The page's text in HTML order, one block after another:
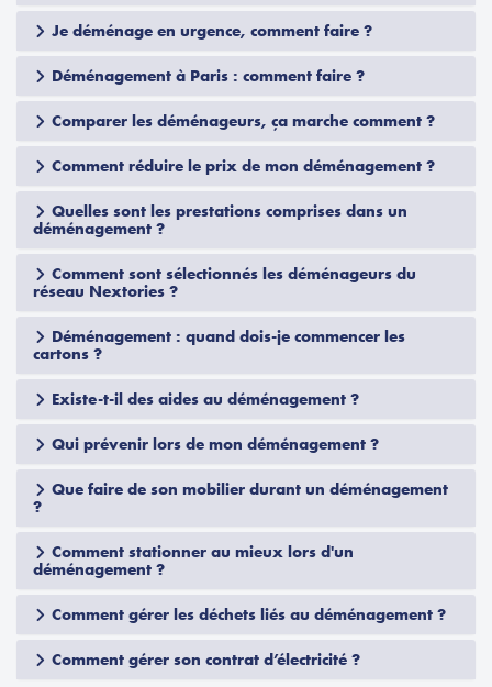
Je déménage en urgence, comment faire ?
Déménagement à Paris : comment faire ?
Comparer les déménageurs, ça marche comment ?
Comment réduire le prix de mon déménagement ?
Quelles sont les prestations comprises dans un
déménagement ?
Comment sont sélectionnés les déménageurs du
réseau Nextories ?
Déménagement : quand dois-je commencer les
cartons ?
Existe-t-il des aides au déménagement ?
Qui prévenir lors de mon déménagement ?
Que faire de son mobilier durant un déménagement
?
Comment stationner au mieux lors d'un
déménagement ?
Comment gérer les déchets liés au déménagement ?
Comment gérer son contrat d’électricité ?